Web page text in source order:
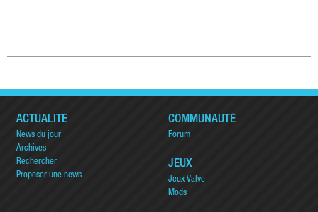
ACTUALITÉ
News du jour
Archives
Rechercher
Proposer une news
COMMUNAUTÉ
Forum
JEUX
Jeux Valve
Mods